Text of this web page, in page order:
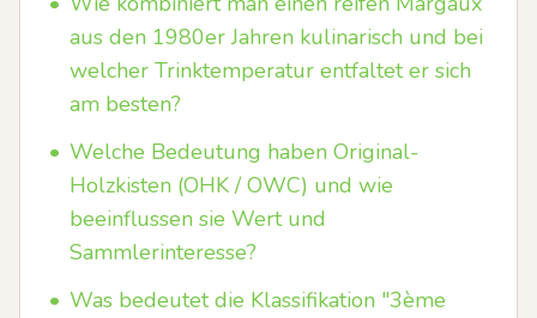
aus den 1980er Jahren kulinarisch und bei
welcher Trinktemperatur entfaltet er sich
am besten?
• Welche Bedeutung haben Original-
Holzkisten (OHK / OWC) und wie
beeinflussen sie Wert und
Sammlerinteresse?
• Was bedeutet die Klassifikation "3ème